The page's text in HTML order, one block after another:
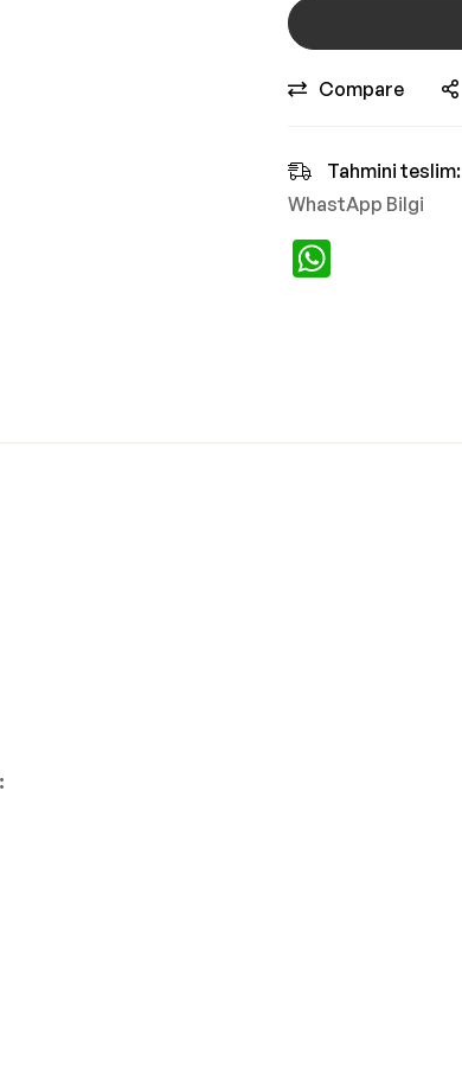
Compare
Tahmini teslim:
WhastApp Bilgi